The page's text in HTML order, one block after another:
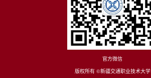
官方微信
版权所有 ©新疆交通职业技术大学